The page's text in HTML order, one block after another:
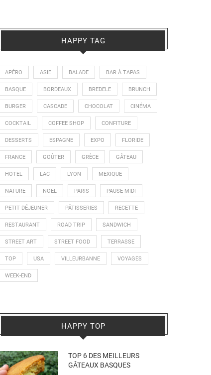
HAPPY TAG
APÉRO ASIE BALADE BAR À TAPAS
BASQUE BORDEAUX BREDELE BRUNCH
BURGER CASCADE CHOCOLAT CINÉMA
COCKTAIL COFFEE SHOP CONFITURE
DESSERTS ESPAGNE EXPO FLORIDE
FRANCE GOÛTER GRÈCE GÂTEAU
HOTEL LAC LYON MEXIQUE
NATURE NOEL PARIS PAUSE MIDI
PETIT DÉJEUNER PÂTISSERIES RECETTE
RESTAURANT ROAD TRIP SANDWICH
STREET ART STREET FOOD TERRASSE
TOP USA VILLEURBANNE VOYAGES
WEEK-END
HAPPY TOP
TOP 6 DES MEILLEURS
GÂTEAUX BASQUES